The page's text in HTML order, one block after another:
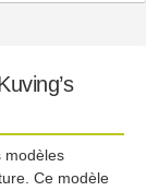
modèles
Ce modèle